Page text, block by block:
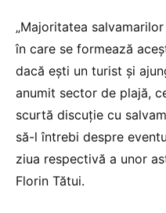
„Majoritatea
în care se formează
dacă ești un turist și
anumit sector de plajă,
scurtă discuție cu
să-l întrebi despre
ziua respectivă a unor
Florin Tătui.